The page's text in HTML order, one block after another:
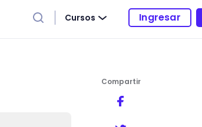
Cursos Ingresar
Compartir